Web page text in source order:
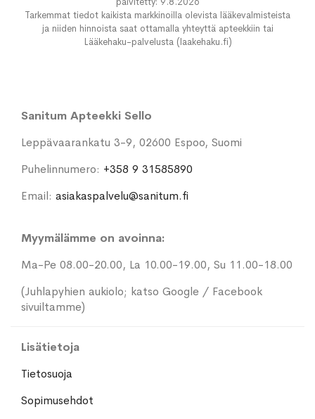
Tarkemmat tiedot kaikista markkinoilla olevista lääkevalmisteista
ja niiden hinnoista saat ottamalla yhteyttä apteekkiin tai
Lääkehaku-palvelusta (laakehaku.fi)
Sanitum Apteekki Sello
Leppävaarankatu 3-9, 02600 Espoo, Suomi
Puhelinnumero: +358 9 31585890
Email: asiakaspalvelu@sanitum.fi
Myymälämme on avoinna:
Ma-Pe 08.00-20.00, La 10.00-19.00, Su 11.00-18.00
(Juhlapyhien aukiolo; katso Google / Facebook
sivuiltamme)
Lisätietoja
Tietosuoja
Sopimusehdot